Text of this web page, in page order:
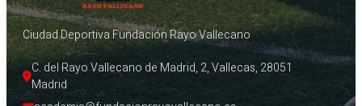
Ciudad Deportiva Fundación Rayo Vallecano
C. del Rayo Vallecano de Madrid, 2, Vallecas, 28051
Madrid